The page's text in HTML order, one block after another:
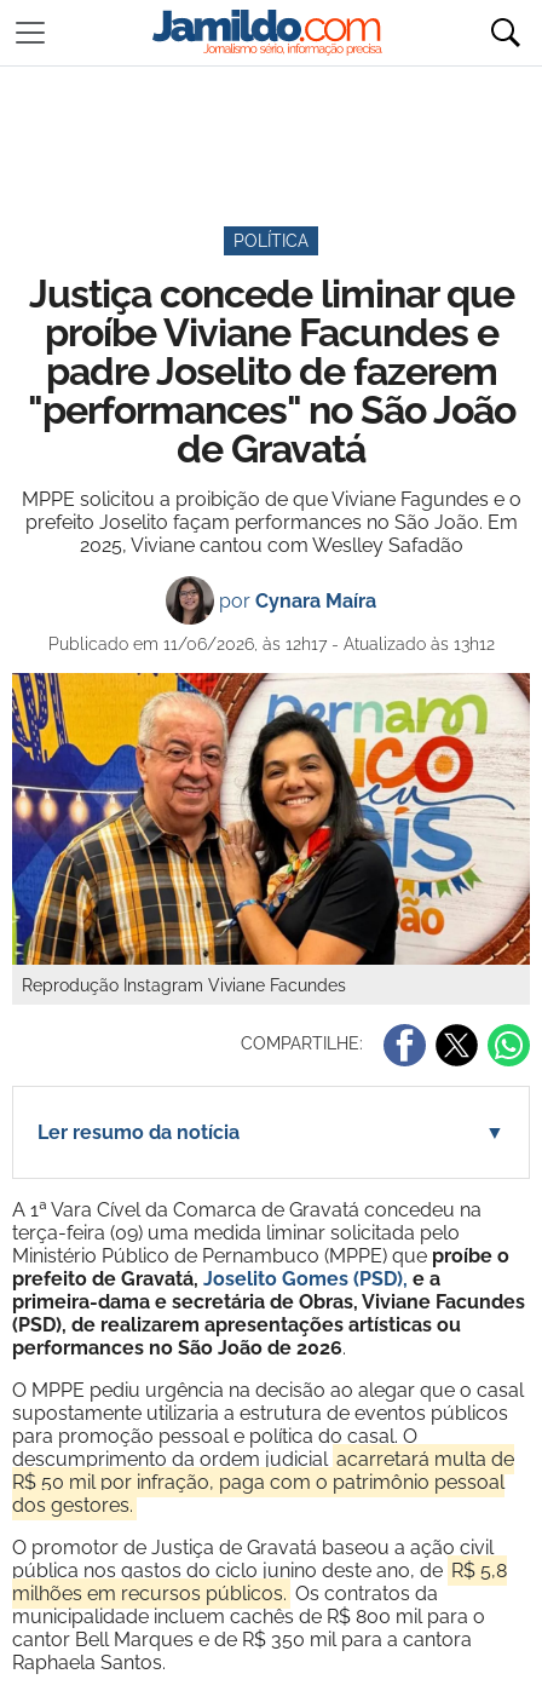
POLÍTICA
Justiça concede liminar que
proíbe Viviane Facundes e
padre Joselito de fazerem
"performances" no São João
de Gravatá
MPPE solicitou a proibição de que Viviane Fagundes e o
prefeito Joselito façam performances no São João. Em
2025, Viviane cantou com Weslley Safadão
por Cynara Maíra
Publicado em 11/06/2026, às 12h17 - Atualizado às 13h12
Reprodução Instagram Viviane Facundes
COMPARTILHE:
Ler resumo da notícia ▼
A 1ª Vara Cível da Comarca de Gravatá concedeu na
terça-feira (09) uma medida liminar solicitada pelo
Ministério Público de Pernambuco (MPPE) que proíbe o
prefeito de Gravatá, Joselito Gomes (PSD), e a
primeira-dama e secretária de Obras, Viviane Facundes
(PSD), de realizarem apresentações artísticas ou
performances no São João de 2026.
O MPPE pediu urgência na decisão ao alegar que o casal
supostamente utilizaria a estrutura de eventos públicos
para promoção pessoal e política do casal. O
descumprimento da ordem judicial acarretará multa de
R$ 50 mil por infração, paga com o patrimônio pessoal
dos gestores.
O promotor de Justiça de Gravatá baseou a ação civil
pública nos gastos do ciclo junino deste ano, de R$ 5,8
milhões em recursos públicos. Os contratos da
municipalidade incluem cachês de R$ 800 mil para o
cantor Bell Marques e de R$ 350 mil para a cantora
Raphaela Santos.